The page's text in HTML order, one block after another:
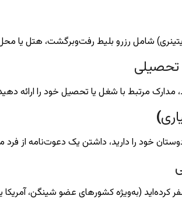
شامل رزرو بلیط رفت‌وبرگشت، هتل یا
تحصیلی
مدارک مرتبط با شغل یا تحصیل خود را ارائه
)
دوستان خود را دارید، داشتن یک دعوت‌نامه از
کرده‌اید (به‌ویژه کشورهای عضو شینگن، آمریکا